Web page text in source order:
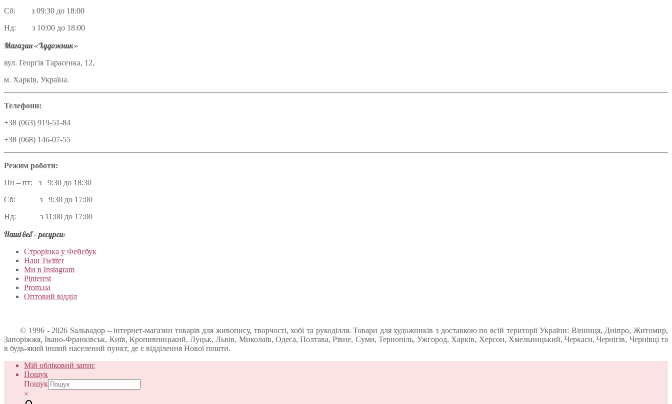
Сб: з 09:30 до 18:00
Нд: з 10:00 до 18:00
Магазин «Художник»
вул. Георгія Тарасенка, 12,
м. Харків, Україна.
Телефони:
+38 (063) 919-51-84
+38 (068) 146-07-55
Режим роботи:
Пн – пт: з 9:30 до 18:30
Сб: з 9:30 до 17:00
Нд: з 11:00 до 17:00
Наші веб – ресурси:
Строрінка у Фейсбук
Наш Twitter
Ми в Instagram
Pinterest
Prom.ua
Оптовий відділ
© 1996 - 2026 Sальвадор – інтернет-магазин товарів для живопису, творчості, хобі та рукоділля. Товари для художників з доставкою по всій території України: Вінниця, Дніпро, Житомир,
Запоріжжя, Івано-Франківськ, Київ, Кропивницький, Луцьк, Львів, Миколаїв, Одеса, Полтава, Рівне, Суми, Тернопіль, Ужгород, Харків, Херсон, Хмельницький, Черкаси, Чернігів, Чернівці та
в будь-який інший населений пункт, де є відділення Нової пошти.
Мій обліковий запис
Пошук
Пошук
×